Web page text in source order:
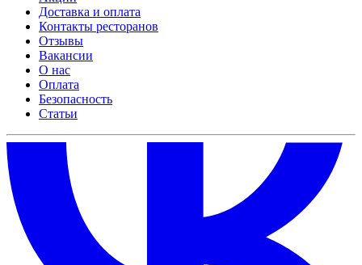
Доставка и оплата
Контакты ресторанов
Отзывы
Вакансии
О нас
Оплата
Безопасность
Статьи